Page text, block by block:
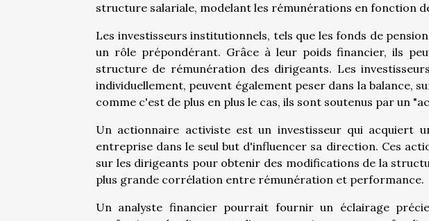
structure salariale, modelant les rémunérations en fonction
Les investisseurs institutionnels, tels que les fonds de
un rôle prépondérant. Grâce à leur poids financier, ils
structure de rémunération des dirigeants. Les
individuellement, peuvent également peser dans la balance,
comme c'est de plus en plus le cas, ils sont soutenus par un
Un actionnaire activiste est un investisseur qui acquiert
entreprise dans le seul but d'influencer sa direction. Ces
sur les dirigeants pour obtenir des modifications de la
plus grande corrélation entre rémunération et performance.
Un analyste financier pourrait fournir un éclairage